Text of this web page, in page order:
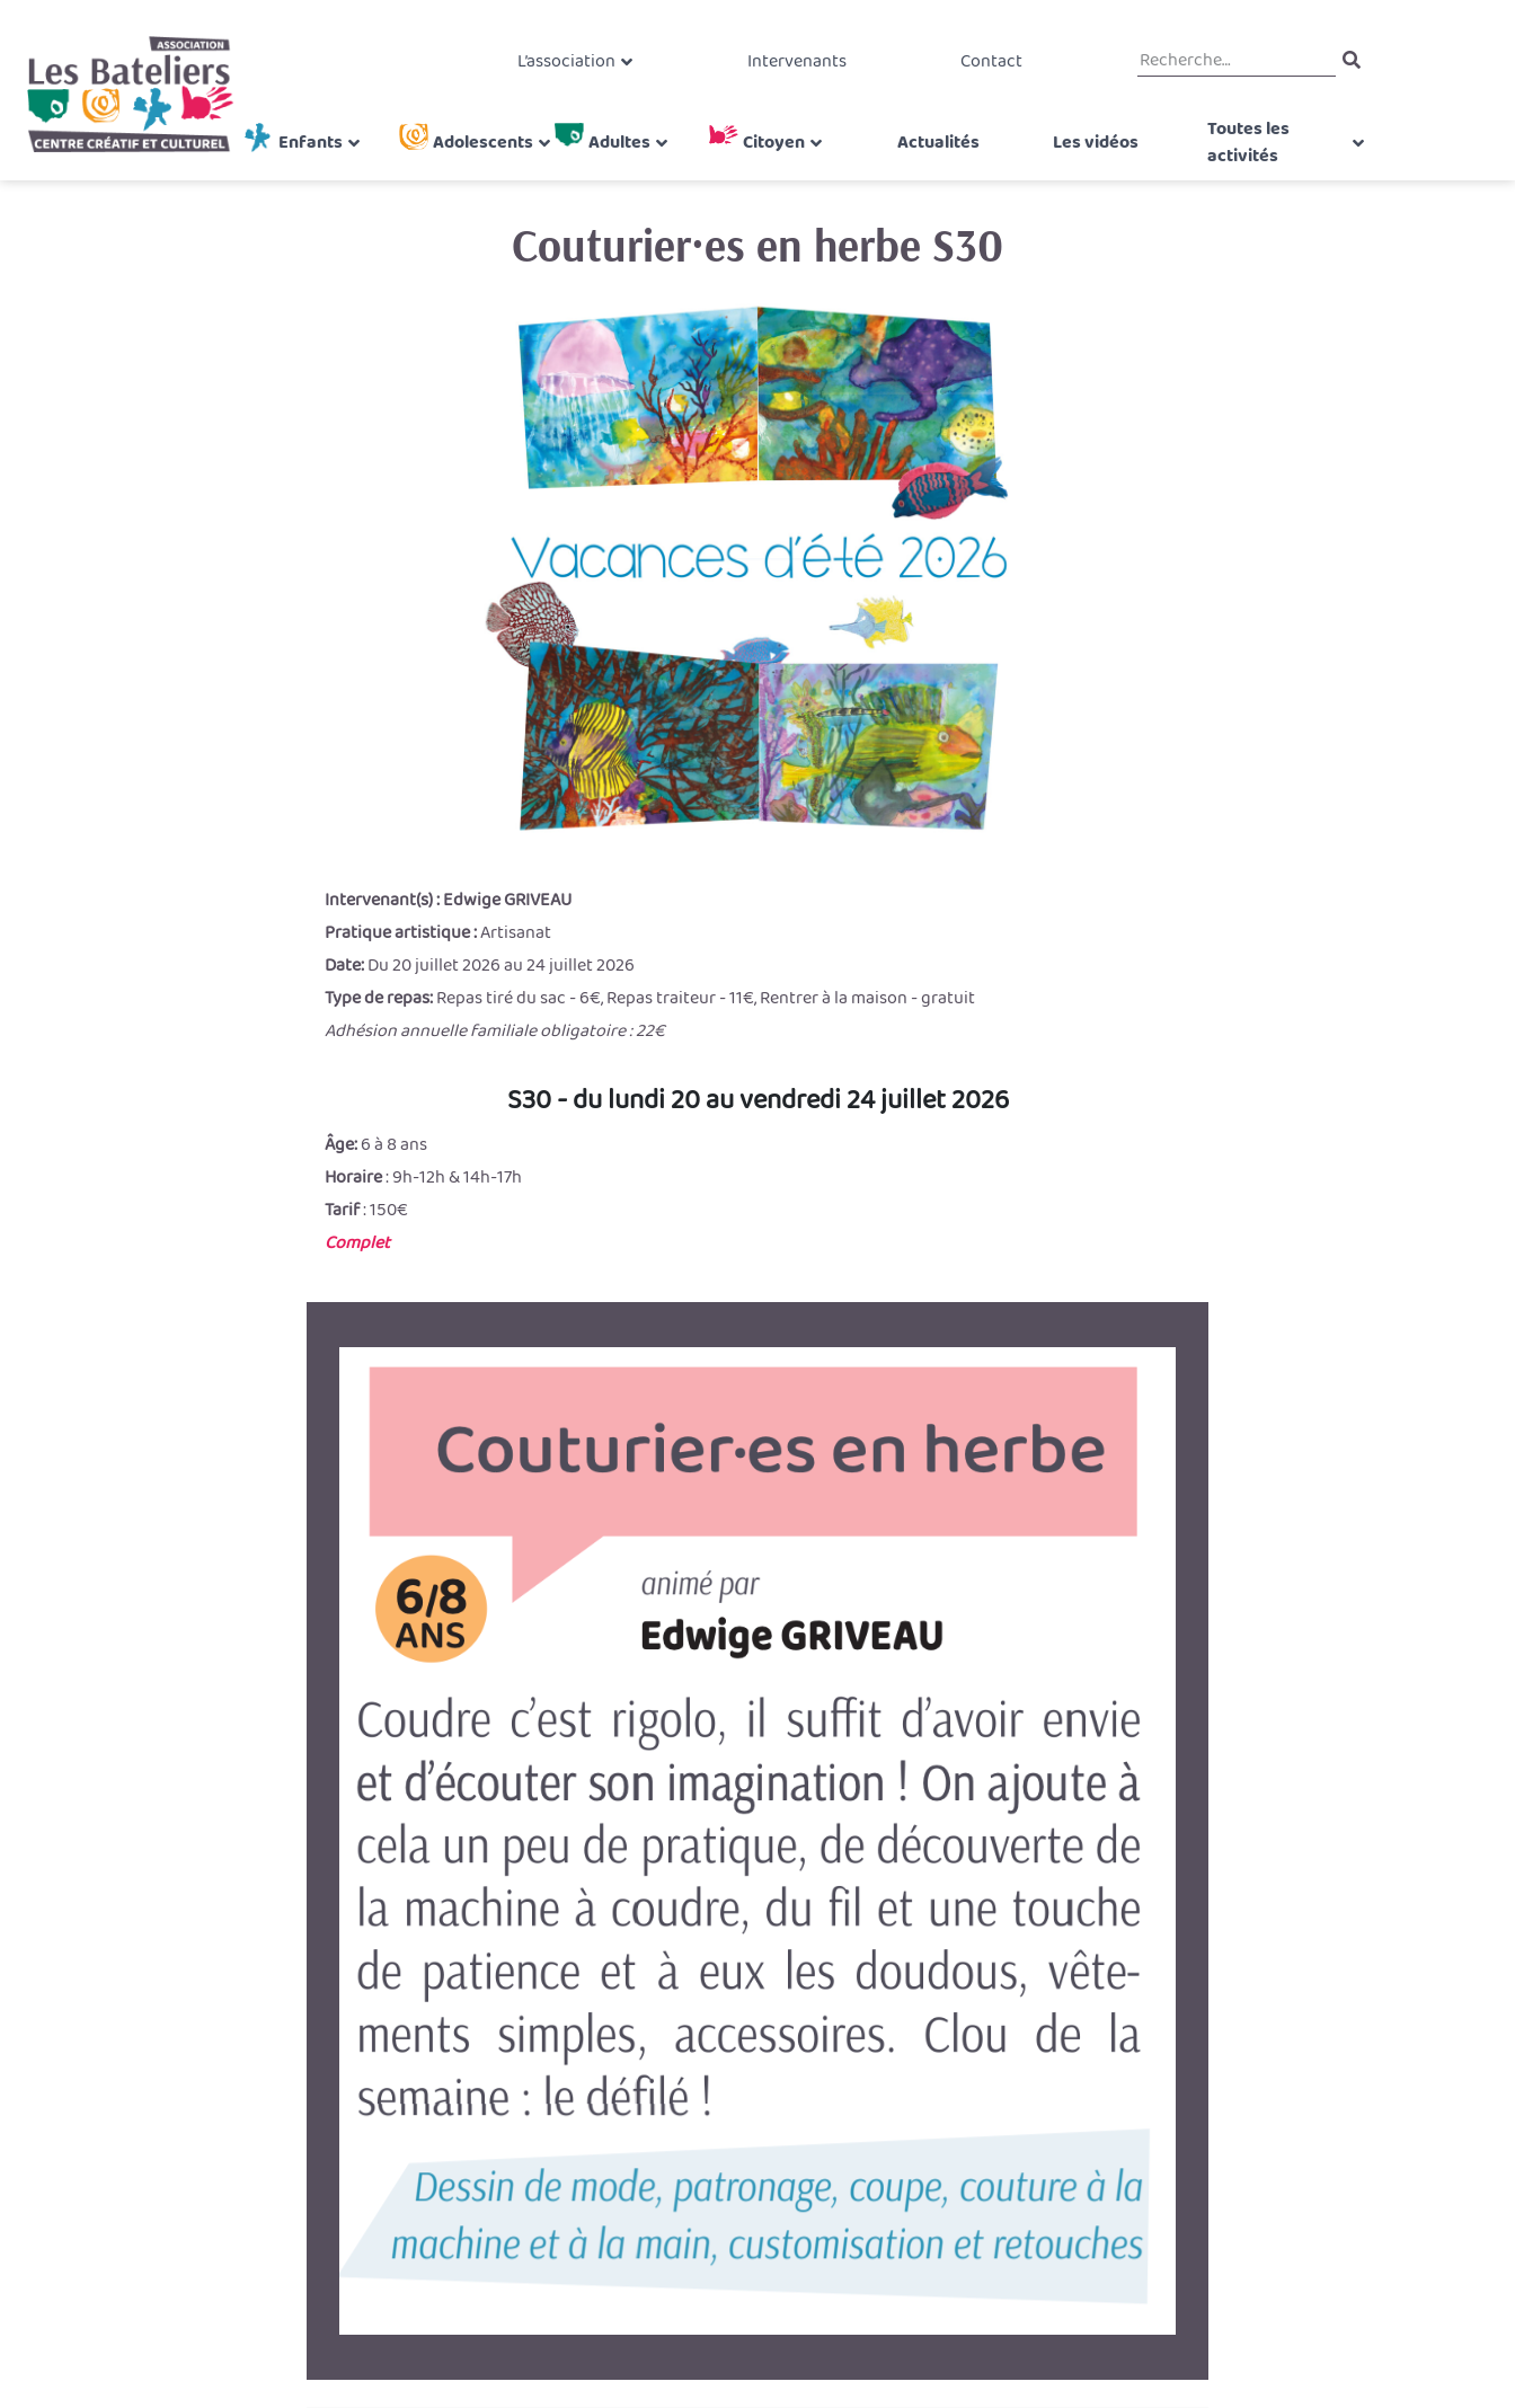
L’association Intervenants Contact
Enfants Adolescents Adultes Citoyen Actualités Les vidéos
Toutes les
activités
Couturier·es en herbe S30
Intervenant(s) :Edwige GRIVEAU
Pratique artistique :Artisanat
Date:Du 20 juillet 2026 au 24 juillet 2026
Type de repas:Repas tiré du sac - 6€, Repas traiteur - 11€, Rentrer à la maison - gratuit
Adhésion annuelle familiale obligatoire : 22€
S30 - du lundi 20 au vendredi 24 juillet 2026
Âge:6 à 8 ans
Horaire: 9h-12h & 14h-17h
Tarif: 150€
Complet